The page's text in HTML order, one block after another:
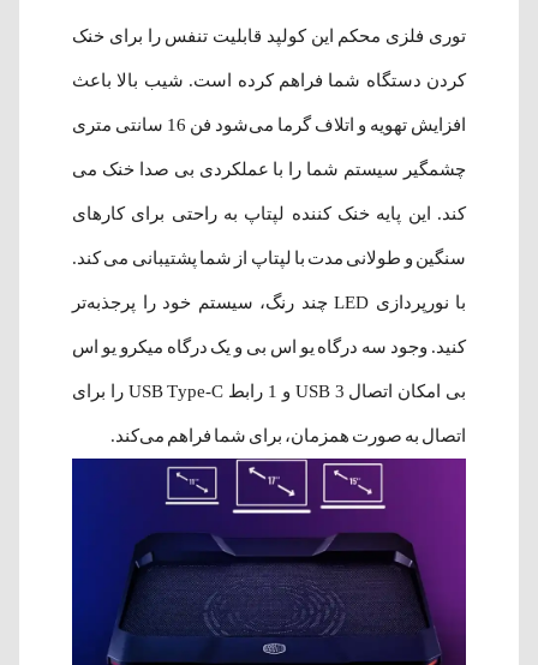
توری فلزی محکم این کولپد قابلیت تنفس را برای خنک
کردن دستگاه شما فراهم کرده است. شیب بالا باعث
افزایش تهویه و اتلاف گرما می‌شود فن 16 سانتی‌ متری
چشمگیر سیستم شما را با عملکردی بی صدا خنک می
کند. این پایه خنک کننده لپتاپ به راحتی برای کارهای
سنگین و طولانی مدت با لپتاپ از شما پشتیبانی می کند.
با نورپردازی LED چند رنگ، سیستم خود را پرجذبه‌تر
کنید. وجود سه درگاه یو اس بی و یک درگاه میکرو یو اس
بی امکان اتصال 3 USB و 1 رابط USB Type-C را برای
اتصال به صورت همزمان، برای شما فراهم می‌کند.